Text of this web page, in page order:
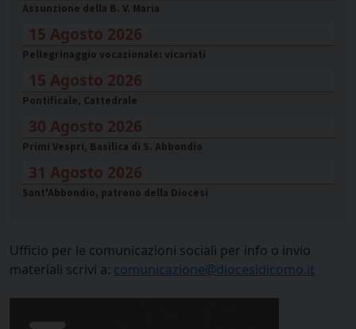
Assunzione della B. V. Maria
15 Agosto 2026
Pellegrinaggio vocazionale: vicariati
15 Agosto 2026
Pontificale, Cattedrale
30 Agosto 2026
Primi Vespri, Basilica di S. Abbondio
31 Agosto 2026
Sant'Abbondio, patrono della Diocesi
Ufficio per le comunicazioni sociali per info o invio
materiali scrivi a: comunicazione@diocesidicomo.it